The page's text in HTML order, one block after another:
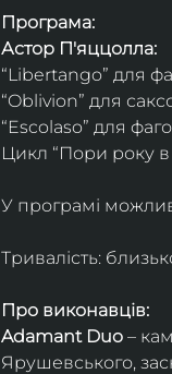
Програма:
Астор П'яццолла:
“Libertango” для
“Oblivion” для
“Escolaso” для
Цикл “Пори року в
У програмі
Тривалість:
Про виконавців:
Adamant Duo –
Ярушевського,